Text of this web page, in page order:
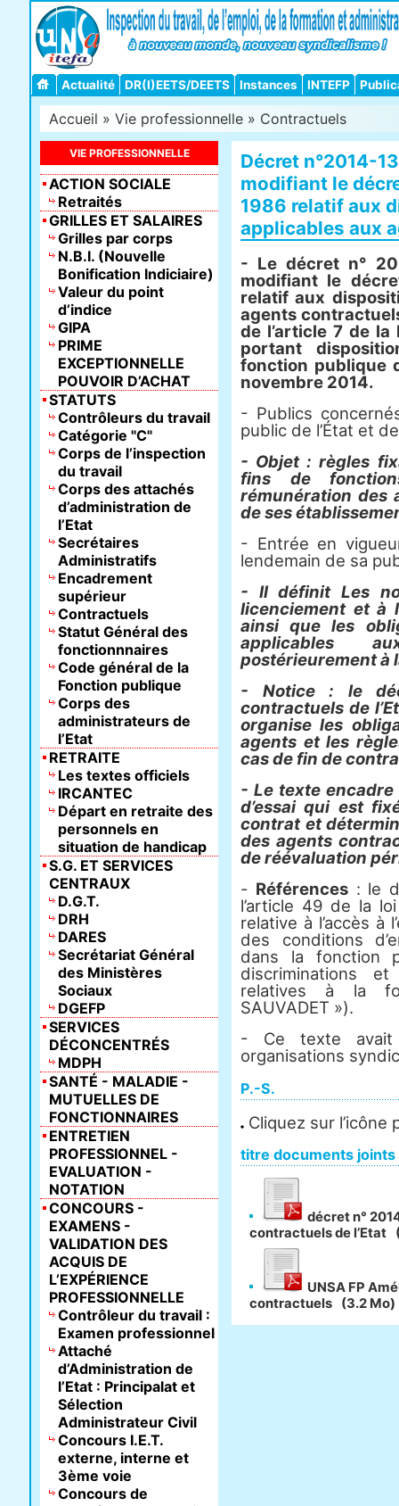
Actualité DR(I)EETS/DEETS Instances INTEFP
Accueil » Vie professionnelle » Contractuels
Décret n°2014-
modifiant le
1986 relatif aux
applicables aux
- Le décret n°
modifiant le
relatif aux
agents
de l’article 7 de
portant
fonction publique
novembre 2014.
- Publics
public de l’État et
- Objet : règles
fins de
rémunération des
de ses
- Entrée en
lendemain de sa
- Il définit Les
licenciement et à
ainsi que les
applicables
postérieurement à
- Notice : le
contractuels de
organise les
agents et les
cas de fin de
- Le texte
d’essai qui est
contrat et
des agents
de réévaluation
- Références : le
l’article 49 de la
relative à l’accès à
des conditions
dans la fonction
discriminations
relatives à la
SAUVADET »).
- Ce texte avait
organisations
P.-S.
Cliquez sur
titre documents joints
décret n°
contractuels de l’Etat
UNSA FP
contractuels
(3.2 Mo)
VIE PROFESSIONNELLE
ACTION SOCIALE
Retraités
GRILLES ET SALAIRES
Grilles par corps
N.B.I. (Nouvelle
Bonification Indiciaire)
Valeur du point
d’indice
GIPA
PRIME
EXCEPTIONNELLE
POUVOIR D’ACHAT
STATUTS
Contrôleurs du travail
Catégorie "C"
Corps de l’inspection
du travail
Corps des attachés
d’administration de
l’Etat
Secrétaires
Administratifs
Encadrement
supérieur
Contractuels
Statut Général des
fonctionnnaires
Code général de la
Fonction publique
Corps des
administrateurs de
l’Etat
RETRAITE
Les textes officiels
IRCANTEC
Départ en retraite des
personnels en
situation de handicap
S.G. ET SERVICES
CENTRAUX
D.G.T.
DRH
DARES
Secrétariat Général
des Ministères
Sociaux
DGEFP
SERVICES
DÉCONCENTRÉS
MDPH
SANTÉ - MALADIE -
MUTUELLES DE
FONCTIONNAIRES
ENTRETIEN
PROFESSIONNEL -
EVALUATION -
NOTATION
CONCOURS -
EXAMENS -
VALIDATION DES
ACQUIS DE
L’EXPÉRIENCE
PROFESSIONNELLE
Contrôleur du travail :
Examen professionnel
Attaché
d’Administration de
l’Etat : Principalat et
Sélection
Administrateur Civil
Concours I.E.T.
externe, interne et
3ème voie
Concours de